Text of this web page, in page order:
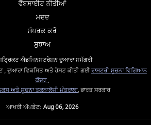
ਵੈੱਬਸਾਈਟ ਨੀਤੀਆਂ
ਮਦਦ
ਸੰਪਰਕ ਕਰੋ
ਸੁਝਾਅ
ਐਡਮਿਨਸਟਰੇਸ਼ਨ ਦੁਆਰਾ ਸਮੱਗਰੀ
, ਦੁਆਰਾ ਵਿਕਸਿਤ ਅਤੇ ਹੋਸਟ ਕੀਤੀ ਗਈਰਾਸ਼ਟਰੀ ਸੂਚਨਾ ਵਿਗਿਆਨ
ਕੇਂਦਰ,
ਅਤੇ ਸੂਚਨਾ ਤਕਨਾਲੋਜੀ ਮੰਤਰਾਲਾ, ਭਾਰਤ ਸਰਕਾਰ
ਆਖਰੀ ਅੱਪਡੇਟ: Aug 06, 2026